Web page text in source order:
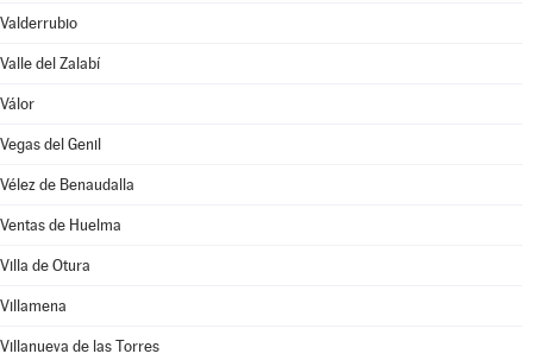
Valderrubio
Valle del Zalabí
Válor
Vegas del Genil
Vélez de Benaudalla
Ventas de Huelma
Villa de Otura
Villamena
Villanueva de las Torres